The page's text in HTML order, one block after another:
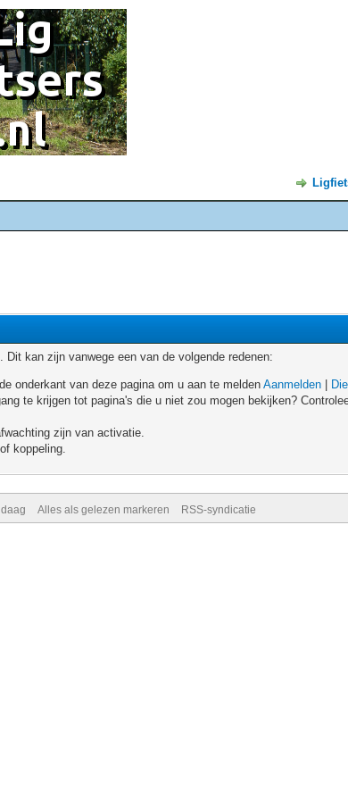
kan zijn vanwege een van de volgende redenen:
onderkant van deze pagina om u aan te meldenAanmelden
te krijgen tot pagina's die u niet zou mogen bekijken?
zijn van activatie.
koppeling.
Alles als gelezen markeren RSS-syndicatie